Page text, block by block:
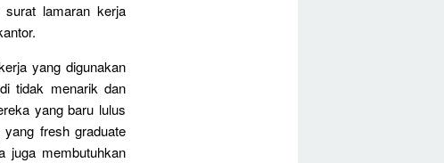
lamaran kerja
yang digunakan
tidak menarik dan
yang baru lulus
fresh graduate
juga membutuhkan